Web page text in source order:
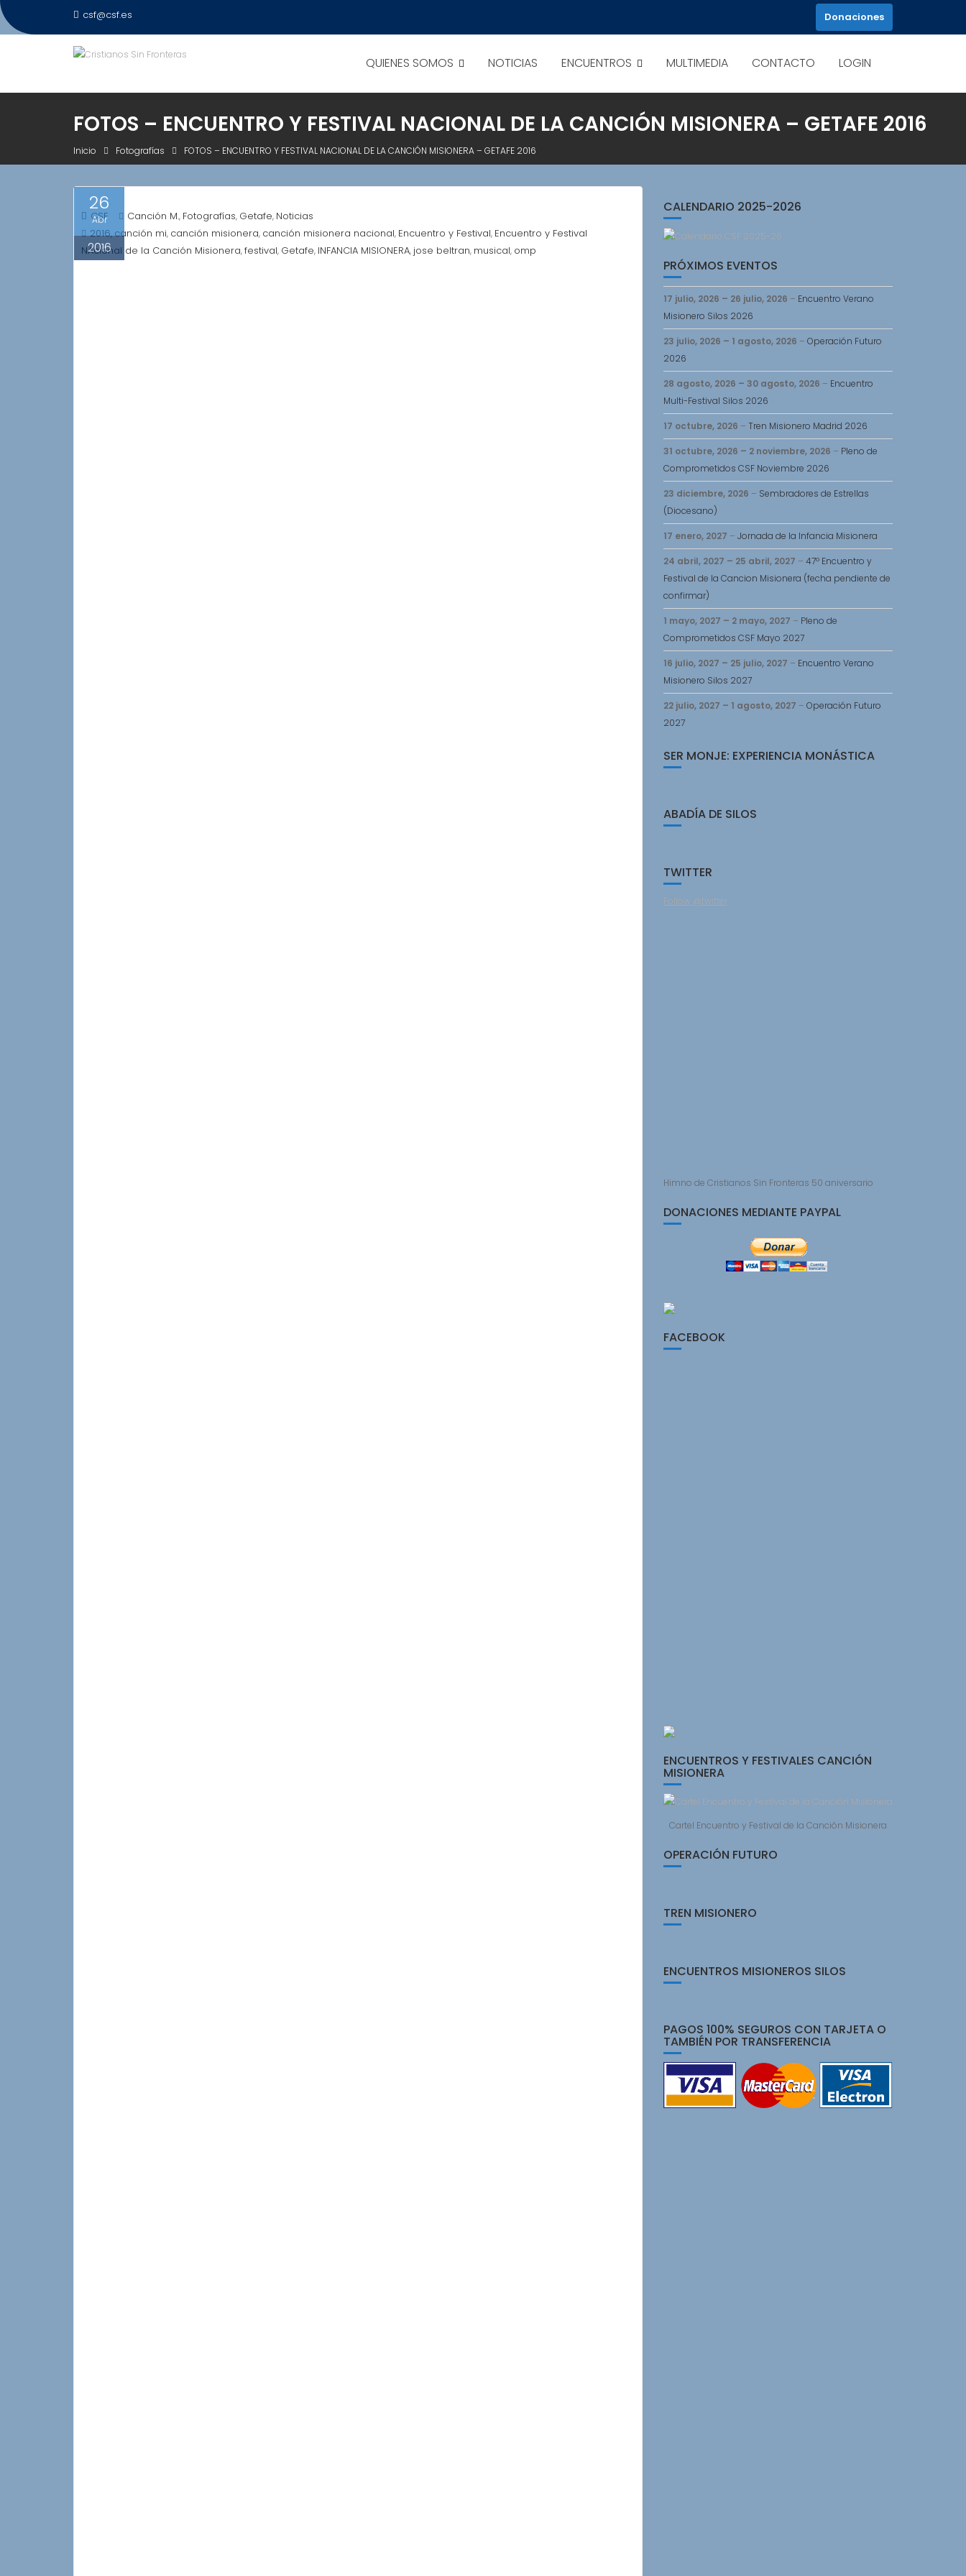
Saltar
al
csf@csf.es Donaciones
QUIENES SOMOS NOTICIAS ENCUENTROS MULTIMEDIA CONTACTO LOGIN
FOTOS – ENCUENTRO Y FESTIVAL NACIONAL DE LA CANCIÓN MISIONERA – GETAFE 2016
Inicio Fotografías FOTOS – ENCUENTRO Y FESTIVAL NACIONAL DE LA CANCIÓN MISIONERA – GETAFE 2016
26
Abr
2016
CSF Canción M., Fotografías, Getafe, Noticias
2016,canción mi, canción misionera, canción misionera nacional, Encuentro y Festival, Encuentro y Festival
NAcional de la Canción Misionera,festival, Getafe, INFANCIA MISIONERA, jose beltran, musical, omp
CALENDARIO 2025-2026
PRÓXIMOS EVENTOS
17 julio, 2026 – 26 julio, 2026 – Encuentro Verano
Misionero Silos 2026
23 julio, 2026 – 1 agosto, 2026 – Operación Futuro
2026
28 agosto, 2026 – 30 agosto, 2026 – Encuentro
Multi-Festival Silos 2026
17 octubre, 2026 – Tren Misionero Madrid 2026
31 octubre, 2026 – 2 noviembre, 2026 – Pleno de
Comprometidos CSF Noviembre 2026
23 diciembre, 2026 – Sembradores de Estrellas
(Diocesano)
17 enero, 2027 – Jornada de la Infancia Misionera
24 abril, 2027 – 25 abril, 2027 – 47º Encuentro y
Festival de la Cancion Misionera (fecha pendiente de
confirmar)
1 mayo, 2027 – 2 mayo, 2027 – Pleno de
Comprometidos CSF Mayo 2027
16 julio, 2027 – 25 julio, 2027 – Encuentro Verano
Misionero Silos 2027
22 julio, 2027 – 1 agosto, 2027 – Operación Futuro
2027
SER MONJE: EXPERIENCIA MONÁSTICA
ABADÍA DE SILOS
TWITTER
Follow @twitter
Himno de Cristianos Sin Fronteras 50 aniversario
DONACIONES MEDIANTE PAYPAL
FACEBOOK
ENCUENTROS Y FESTIVALES CANCIÓN
MISIONERA
Cartel Encuentro y Festival de la Canción Misionera
OPERACIÓN FUTURO
TREN MISIONERO
ENCUENTROS MISIONEROS SILOS
PAGOS 100% SEGUROS CON TARJETA O
TAMBIÉN POR TRANSFERENCIA